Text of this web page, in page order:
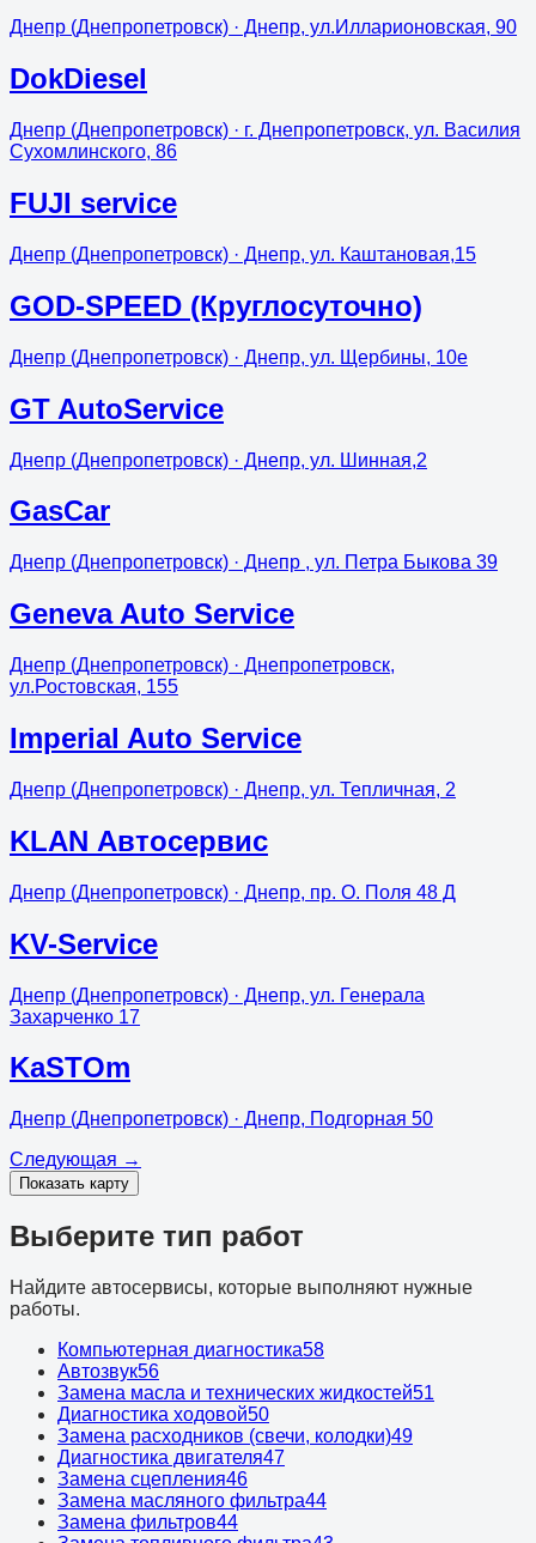
Днепр (Днепропетровск) · Днепр, ул.Илларионовская, 90
DokDiesel
Днепр (Днепропетровск) · г. Днепропетровск, ул. Василия
Сухомлинского, 86
FUJI service
Днепр (Днепропетровск) · Днепр, ул. Каштановая,15
GOD-SPEED (Круглосуточно)
Днепр (Днепропетровск) · Днепр, ул. Щербины, 10е
GT AutoService
Днепр (Днепропетровск) · Днепр, ул. Шинная,2
GasCar
Днепр (Днепропетровск) · Днепр , ул. Петра Быкова 39
Geneva Auto Service
Днепр (Днепропетровск) · Днепропетровск,
ул.Ростовская, 155
Imperial Auto Service
Днепр (Днепропетровск) · Днепр, ул. Тепличная, 2
KLAN Автосервис
Днепр (Днепропетровск) · Днепр, пр. О. Поля 48 Д
KV-Service
Днепр (Днепропетровск) · Днепр, ул. Генерала
Захарченко 17
KaSTOm
Днепр (Днепропетровск) · Днепр, Подгорная 50
Следующая →
Показать карту
Выберите тип работ
Найдите автосервисы, которые выполняют нужные
работы.
Компьютерная диагностика58
Автозвук56
Замена масла и технических жидкостей51
Диагностика ходовой50
Замена расходников (свечи, колодки)49
Диагностика двигателя47
Замена сцепления46
Замена масляного фильтра44
Замена фильтров44